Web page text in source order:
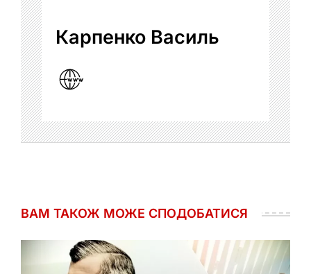
Карпенко Василь
ВАМ ТАКОЖ МОЖЕ СПОДОБАТИСЯ